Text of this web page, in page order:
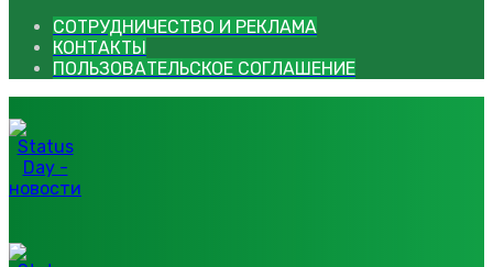
СОТРУДНИЧЕСТВО И РЕКЛАМА
КОНТАКТЫ
ПОЛЬЗОВАТЕЛЬСКОЕ СОГЛАШЕНИЕ